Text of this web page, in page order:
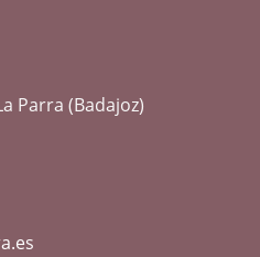
Parra (Badajoz)